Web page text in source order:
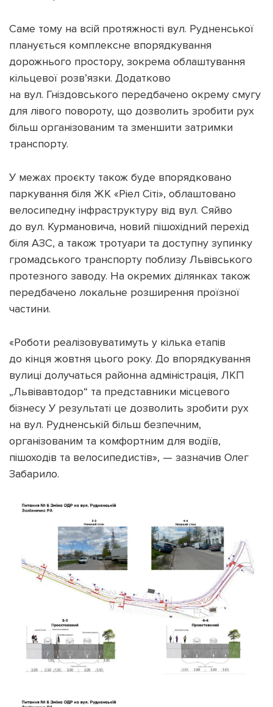
Саме тому на всій протяжності вул. Рудненської
планується комплексне впорядкування
дорожнього простору, зокрема облаштування
кільцевої розв’язки. Додатково
на вул. Гніздовського передбачено окрему смугу
для лівого повороту, що дозволить зробити рух
більш організованим та зменшити затримки
транспорту.
У межах проєкту також буде впорядковано
паркування біля ЖК «Ріел Сіті», облаштовано
велосипедну інфраструктуру від вул. Сяйво
до вул. Курмановича, новий пішохідний перехід
біля АЗС, а також тротуари та доступну зупинку
громадського транспорту поблизу Львівського
протезного заводу. На окремих ділянках також
передбачено локальне розширення проїзної
частини.
«Роботи реалізовуватимуть у кілька етапів
до кінця жовтня цього року. До впорядкування
вулиці долучаться районна адміністрація, ЛКП
„Львівавтодор“ та представники місцевого
бізнесу У результаті це дозволить зробити рух
на вул. Рудненській більш безпечним,
організованим та комфортним для водіїв,
пішоходів та велосипедистів», — зазначив Олег
Забарило.